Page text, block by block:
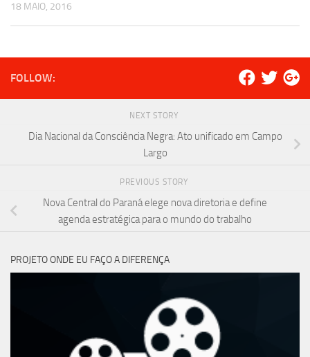
18 MAIO, 2016
FOLLOW:
NEXT STORY
Dia Nacional da Consciência Negra: Ato unificado em Campo
Largo
PREVIOUS STORY
Nova Central do Paraná elege nova diretoria e define
agenda estratégica para o mundo do trabalho
PROJETO ONDE EU FAÇO A DIFERENÇA